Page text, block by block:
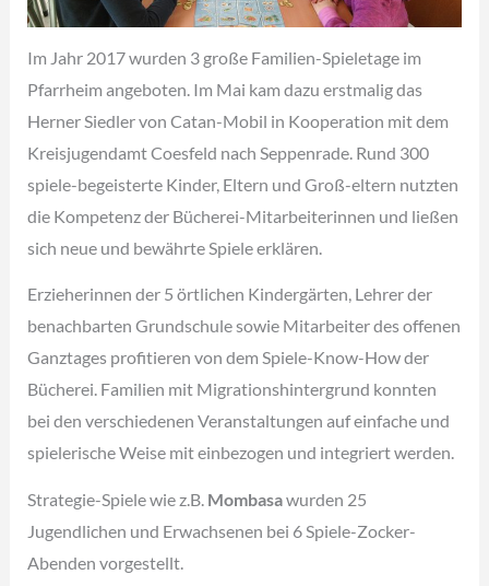
Im Jahr 2017 wurden 3 große Familien-Spieletage im
Pfarrheim angeboten. Im Mai kam dazu erstmalig das
Herner Siedler von Catan-Mobil in Kooperation mit dem
Kreisjugendamt Coesfeld nach Seppenrade. Rund 300
spiele-begeisterte Kinder, Eltern und Groß-eltern nutzten
die Kompetenz der Bücherei-Mitarbeiterinnen und ließen
sich neue und bewährte Spiele erklären.
Erzieherinnen der 5 örtlichen Kindergärten, Lehrer der
benachbarten Grundschule sowie Mitarbeiter des offenen
Ganztages profitieren von dem Spiele-Know-How der
Bücherei. Familien mit Migrationshintergrund konnten
bei den verschiedenen Veranstaltungen auf einfache und
spielerische Weise mit einbezogen und integriert werden.
Strategie-Spiele wie z.B. Mombasawurden 25
Jugendlichen und Erwachsenen bei 6 Spiele-Zocker-
Abenden vorgestellt.